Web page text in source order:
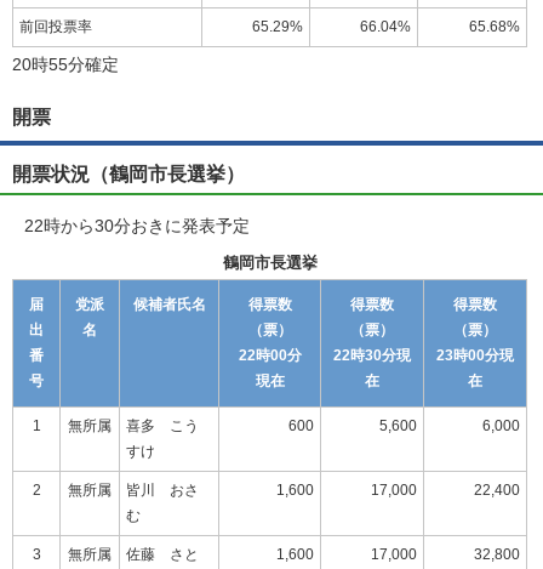
前回投票率 65.29% 66.04% 65.68%
20時55分確定
開票
開票状況（鶴岡市長選挙）
22時から30分おきに発表予定
鶴岡市長選挙
届
出
番
号
党派
名
候補者氏名
得票数
（票）
22時00分
現在
得票数
（票）
22時30分現
在
得票数
（票）
23時00分現
在
1 無所属
喜多 こう
すけ
600 5,600 6,000
2 無所属
皆川 おさ
む
1,600 17,000 22,400
3 無所属
佐藤 さと
1,600 17,000 32,800